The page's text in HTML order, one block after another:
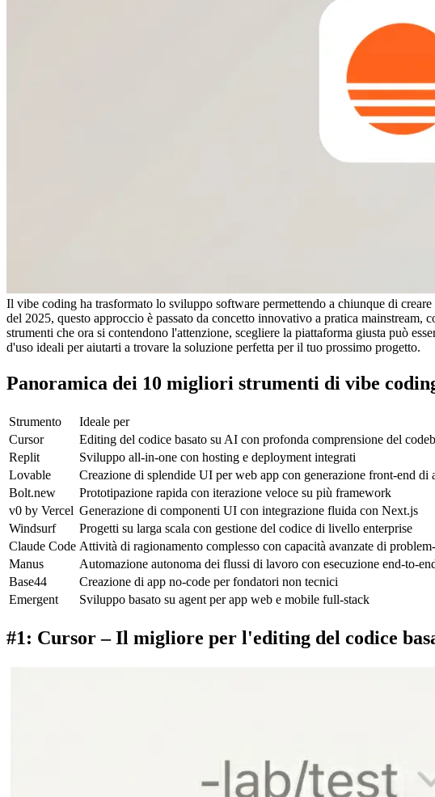
Il vibe coding ha trasformato lo sviluppo software permettendo a chiunque di
del 2025, questo approccio è passato da concetto innovativo a pratica
strumenti che ora si contendono l'attenzione, scegliere la piattaforma giusta può
d'uso ideali per aiutarti a trovare la soluzione perfetta per il tuo prossimo progetto.
Panoramica dei 10 migliori strumenti di vibe
Strumento Ideale per
Cursor
Editing del codice basato su AI con profonda comprensione del
Replit
Sviluppo all-in-one con hosting e deployment integrati
Lovable
Creazione di splendide UI per web app con generazione front-end di
Bolt.new
Prototipazione rapida con iterazione veloce su più framework
v0 by Vercel Generazione di componenti UI con integrazione fluida con Next.js
Windsurf
Progetti su larga scala con gestione del codice di livello enterprise
Claude Code Attività di ragionamento complesso con capacità avanzate di
Manus
Automazione autonoma dei flussi di lavoro con esecuzione end-to-
Base44
Creazione di app no-code per fondatori non tecnici
Emergent
Sviluppo basato su agent per app web e mobile full-stack
#1: Cursor – Il migliore per l'editing del codice